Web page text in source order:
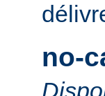
no-